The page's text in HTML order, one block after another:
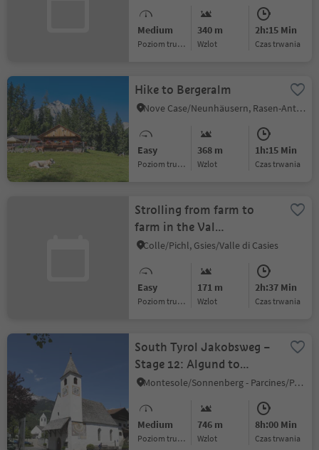
Medium
Poziom trudności
340 m
Wzlot
2h:15 Min
czas trwania
Hike to Bergeralm
Nove Case/Neunhäusern, Rasen-Antholz/Rasun Anterselva, Dolomites Region Kronplatz/Plan de Corones
Easy
Poziom trudności
368 m
Wzlot
1h:15 Min
czas trwania
Strolling from farm to
farm in the Val
Casies/Gsiesertal Valley
Colle/Pichl, Gsies/Valle di Casies
Easy
Poziom trudności
171 m
Wzlot
2h:37 Min
czas trwania
South Tyrol Jakobsweg –
Stage 12: Algund to
Kastelbell
Montesole/Sonnenberg - Parcines/Partschins, Kastelbell-Tschars/Castelbello-Ciardes, Vinschgau/Val Venosta
Medium
Poziom trudności
746 m
Wzlot
8h:00 Min
czas trwania